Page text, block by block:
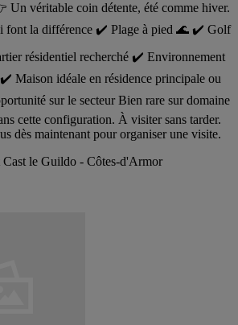
Un véritable coin détente, été comme hiver.
font la différence ✔️ Plage à pied 🌊 ✔️ Golf
résidentiel recherché ✔️ Environnement
Maison idéale en résidence principale ou
sur le secteur Bien rare sur domaine
cette configuration. À visiter sans tarder.
dès maintenant pour organiser une visite.
Cast le Guildo - Côtes-d'Armor